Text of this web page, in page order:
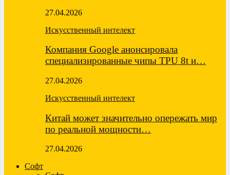
27.04.2026
Искусственный интелект
Компания Google анонсировала
специализированные чипы TPU 8t и…
27.04.2026
Искусственный интелект
Китай может значительно опережать мир
по реальной мощности…
27.04.2026
Софт